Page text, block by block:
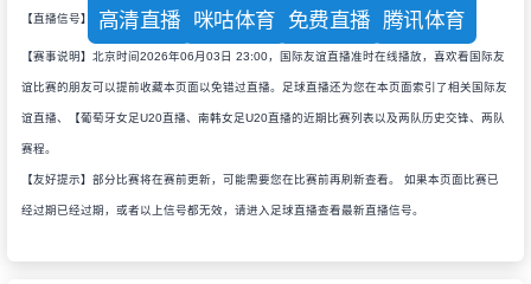
【直播信号】 高清直播 咪咕体育 免费直播 腾讯体育
【赛事说明】北京时间2026年06月03日 23:00，国际友谊直播准时在线播放，喜欢看国际友
谊比赛的朋友可以提前收藏本页面以免错过直播。足球直播还为您在本页面索引了相关国际友
谊直播、【葡萄牙女足U20直播、南韩女足U20直播的近期比赛列表以及两队历史交锋、两队
赛程。
【友好提示】部分比赛将在赛前更新，可能需要您在比赛前再刷新查看。 如果本页面比赛已
经过期已经过期，或者以上信号都无效，请进入足球直播查看最新直播信号。